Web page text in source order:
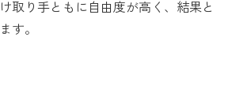
取り手ともに自由度が高く、結果と
す。